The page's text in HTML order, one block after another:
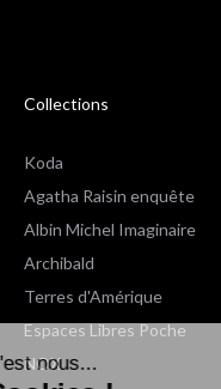
Salut c'est nous...
Collections
Koda
Agatha Raisin enquête
Albin Michel Imaginaire
Archibald
Terres d'Amérique
Espaces Libres Poche
NOX